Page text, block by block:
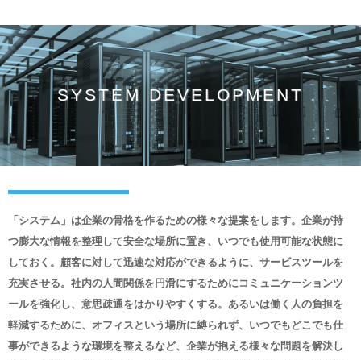
SYSTEM DEVELOPMENT
「システム」は企業の骨格を作るための様々な提案をします。企業が持
つ膨大な情報を整理して安全な場所に置き、いつでも使用可能な状態に
しておく。顧客に対して迅速な対応ができるように、サービスツールを
充実させる。社内の人間関係を円滑にするためにコミュニケーションツ
ールを強化し、意思疎通をはかりやすくする。あるいは働く人の負担を
軽減するために、オフィスという場所に縛られず、いつでもどこでも仕
事ができるような環境を整えるなど、企業が抱える様々な問題を解決し